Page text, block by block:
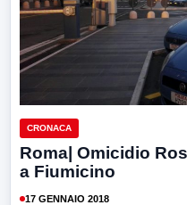
CRONACA
Roma| Omicidio
a Fiumicino
17 GENNAIO 2018